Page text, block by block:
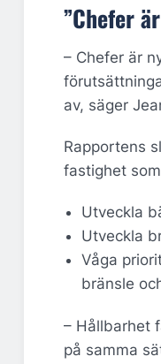
”Chefer
– Chefer är
av, säger
Rapportens
fastighet
Utveckla
Utveckla
Våga
bränsle
– Hållbarhet
på samma